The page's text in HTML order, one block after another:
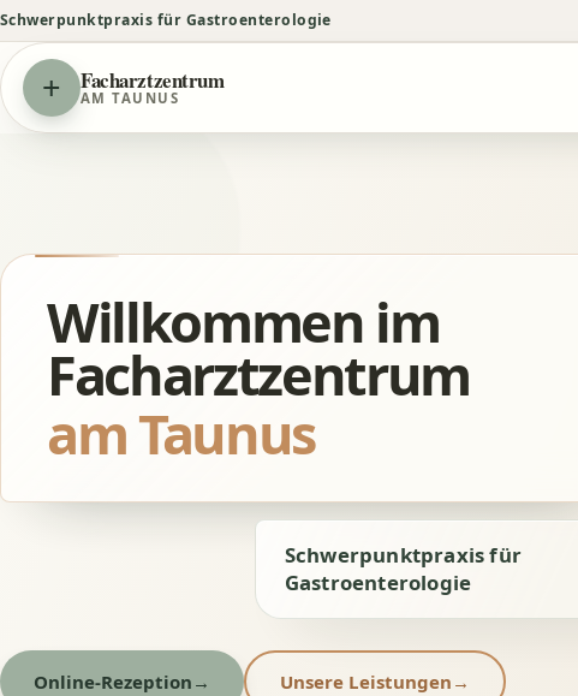
Schwerpunktpraxis für Gastroenterologie
+ Facharztzentrum
AM TAUNUS
Willkommen im
Facharztzentrum
am Taunus
Schwerpunktpraxis für
Gastroenterologie
Online-Rezeption → Unsere Leistungen →